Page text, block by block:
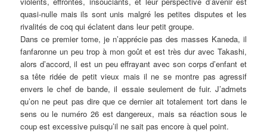
quasi-nulle mais ils sont unis malgré les petites disputes et les
rivalités de coq qui éclatent dans leur petit groupe.
Dans ce premier tome, je n’apprécie pas des masses Kaneda, il
fanfaronne un peu trop à mon goût et est très dur avec Takashi,
alors d’accord, il est un peu effrayant avec son corps d’enfant et
sa tête ridée de petit vieux mais il ne se montre pas agressif
envers le chef de bande, il essaie seulement de fuir. J’admets
qu’on ne peut pas dire que ce dernier ait totalement tort dans le
sens ou le numéro 26 est dangereux, mais sa réaction sous le
coup est excessive puisqu’il ne sait pas encore à quel point.